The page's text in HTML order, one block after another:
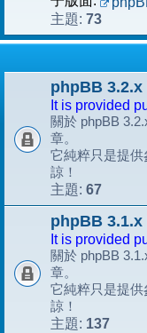
主題: 73
phpBB
It is provided
關於 phpBB
章。
它純粹只是提
諒！
主題: 67
phpBB
It is provided
關於 phpBB
章。
它純粹只是提
諒！
主題: 137